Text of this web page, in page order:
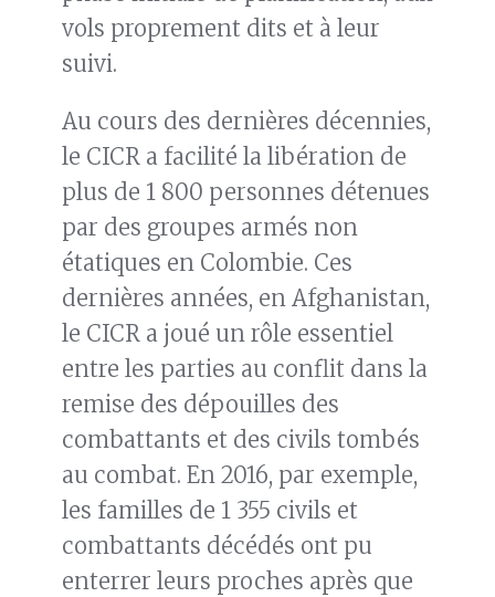
vols proprement dits et à leur
suivi.
Au cours des dernières décennies,
le CICR a facilité la libération de
plus de 1 800 personnes détenues
par des groupes armés non
étatiques en Colombie. Ces
dernières années, en Afghanistan,
le CICR a joué un rôle essentiel
entre les parties au conflit dans la
remise des dépouilles des
combattants et des civils tombés
au combat. En 2016, par exemple,
les familles de 1 355 civils et
combattants décédés ont pu
enterrer leurs proches après que